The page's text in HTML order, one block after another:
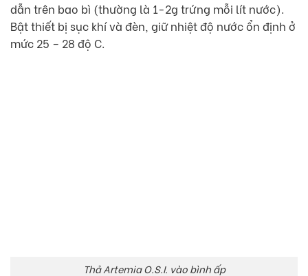
dẫn trên bao bì (thường là 1-2g trứng mỗi lít nước).
Bật thiết bị sục khí và đèn, giữ nhiệt độ nước ổn định ở
mức 25 – 28 độ C.
Thả Artemia O.S.I. vào bình ấp